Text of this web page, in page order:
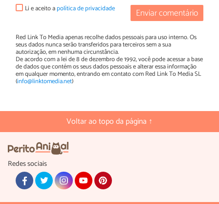
Enviar comentário
Li e aceito apolítica de privacidade
Red Link To Media apenas recolhe dados pessoais para uso interno. Os
seus dados nunca serão transferidos para terceiros sem a sua
autorização, em nenhuma circunstância.
De acordo com a lei de 8 de dezembro de 1992, você pode acessar a base
de dados que contém os seus dados pessoais e alterar essa informação
em qualquer momento, entrando em contato com Red Link To Media SL
(info@linktomedia.net)
Voltar ao topo da página ↑
Redes sociais